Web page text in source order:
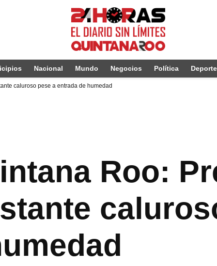
Nacional Mundo Negocios Política
caluroso pese a entrada de humedad
Roo: